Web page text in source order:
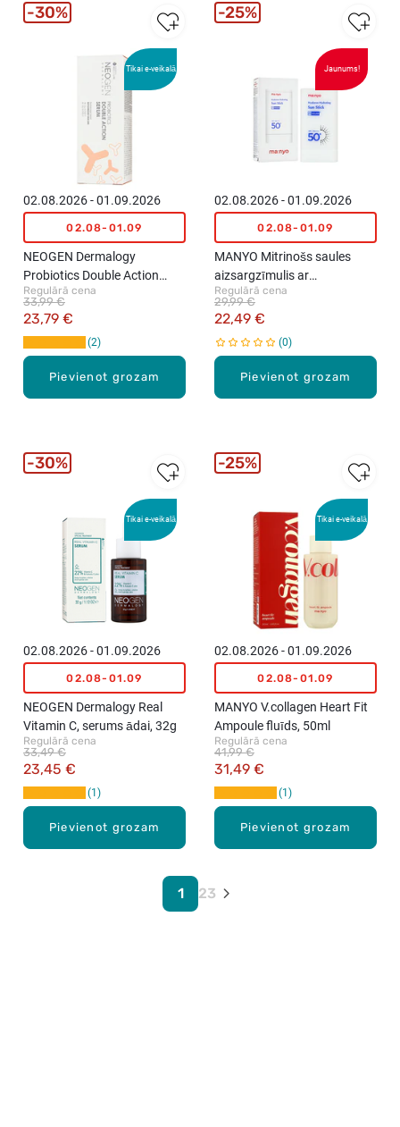
Tikai e-veikalā
Pievienot grozam
02.08.2026 - 01.09.2026
02.08-01.09
NEOGEN Dermalogy
Probiotics Double Action
Serum divkāršs serums sejas
ādai, 44g
Regulārā cena
23,79 €
33,99 €
2
30%
Jaunums!
Pievienot grozam
02.08.2026 - 01.09.2026
02.08-01.09
MANYO Mitrinošs saules
aizsargzīmulis ar
hialuronskābi SPF50+
PA++++, 18g
Regulārā cena
22,49 €
29,99 €
0
25%
Tikai e-veikalā
Pievienot grozam
02.08.2026 - 01.09.2026
02.08-01.09
NEOGEN Dermalogy Real
Vitamin C, serums ādai, 32g
Regulārā cena
23,45 €
33,49 €
1
30%
Tikai e-veikalā
Pievienot grozam
02.08.2026 - 01.09.2026
02.08-01.09
MANYO V.collagen Heart Fit
Ampoule fluīds, 50ml
Regulārā cena
31,49 €
41,99 €
1
25%
1 23